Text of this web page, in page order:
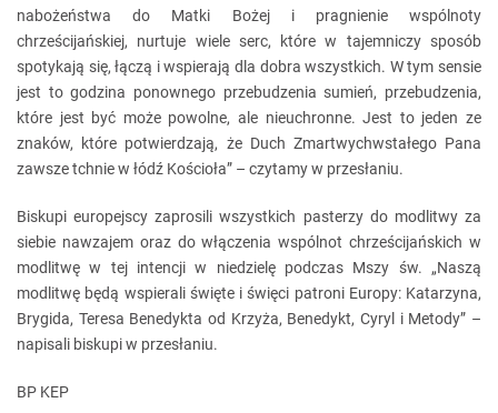
nabożeństwa do Matki Bożej i pragnienie wspólnoty
chrześcijańskiej, nurtuje wiele serc, które w tajemniczy sposób
spotykają się, łączą i wspierają dla dobra wszystkich. W tym sensie
jest to godzina ponownego przebudzenia sumień, przebudzenia,
które jest być może powolne, ale nieuchronne. Jest to jeden ze
znaków, które potwierdzają, że Duch Zmartwychwstałego Pana
zawsze tchnie w łódź Kościoła” – czytamy w przesłaniu.
Biskupi europejscy zaprosili wszystkich pasterzy do modlitwy za
siebie nawzajem oraz do włączenia wspólnot chrześcijańskich w
modlitwę w tej intencji w niedzielę podczas Mszy św. „Naszą
modlitwę będą wspierali święte i święci patroni Europy: Katarzyna,
Brygida, Teresa Benedykta od Krzyża, Benedykt, Cyryl i Metody” –
napisali biskupi w przesłaniu.
BP KEP